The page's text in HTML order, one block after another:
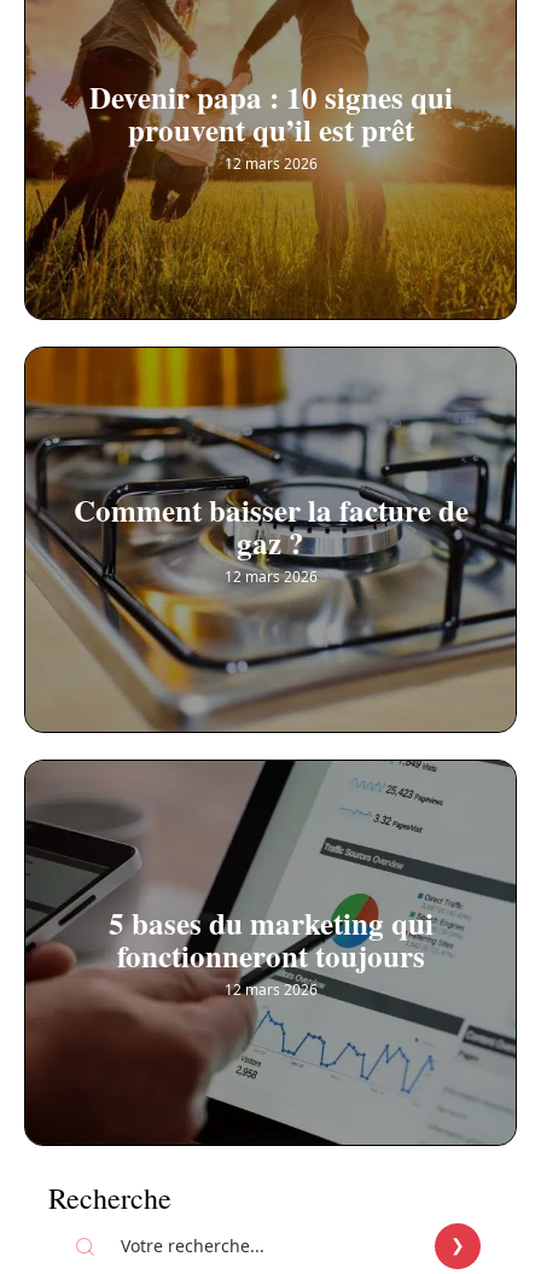
Devenir papa : 10 signes qui
prouvent qu’il est prêt
12 mars 2026
Comment baisser la facture de
gaz ?
12 mars 2026
5 bases du marketing qui
fonctionneront toujours
12 mars 2026
Recherche